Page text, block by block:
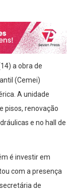
a obra de
(Cemei)
A unidade
pisos, renovação
e no hall de
é investir em
com a presença
de